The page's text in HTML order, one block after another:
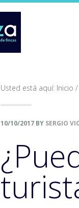
Usted está aquí: Inicio /
10/10/2017 BY SERGIO